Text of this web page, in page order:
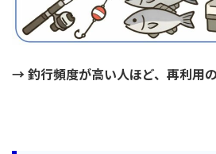
→ 釣行頻度が高い人ほど、再利用の